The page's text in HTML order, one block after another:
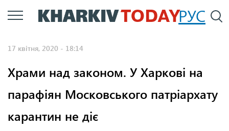
Перейти
до
РУС
17 квітня, 2020 - 18:14
Храми над законом. У Харкові на
парафіян Московського патріархату
карантин не діє